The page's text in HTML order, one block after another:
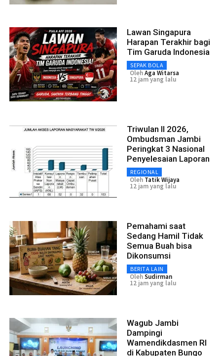
Lawan Singapura
Harapan Terakhir bagi
Tim Garuda Indonesia
SEPAK BOLA
OlehAga Witarsa
12 jam yang lalu
Triwulan II 2026,
Ombudsman Jambi
Peringkat 3 Nasional
Penyelesaian Laporan
REGIONAL
Oleh Tatik Wijaya
12 jam yang lalu
Pemahami saat
Sedang Hamil Tidak
Semua Buah bisa
Dikonsumsi
BERITA LAIN
OlehSudirman
12 jam yang lalu
Wagub Jambi
Dampingi
Wamendikdasmen RI
di Kabupaten Bungo